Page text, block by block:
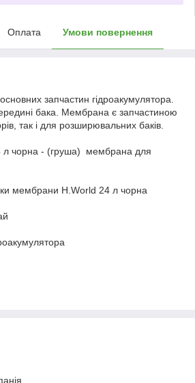
Оплата Умови повернення
запчастин гідроакумулятора.
бака. Мембрана є запчастиною
так і для розширювальних баків.
чорна - (груша) мембрана для
мембрани H.World 24 л чорна